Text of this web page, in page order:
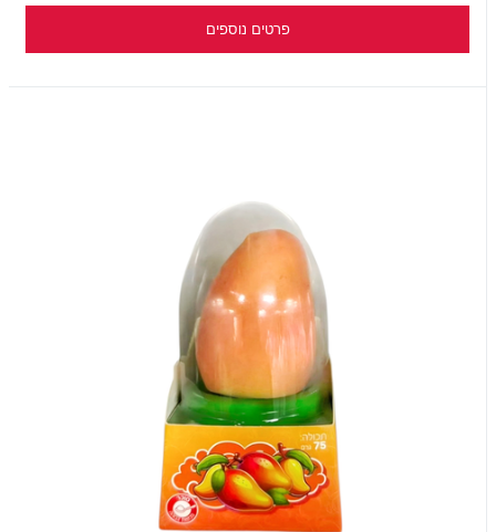
פרטים נוספים